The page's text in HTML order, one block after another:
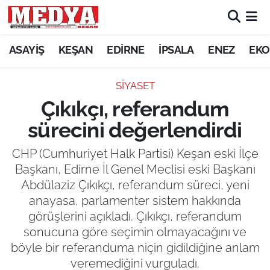
ASAYİŞ KEŞAN EDİRNE İPSALA ENEZ
SİYASET
Çıkıkçı, referandum
sürecini değerlendirdi
CHP (Cumhuriyet Halk Partisi) Keşan eski İlçe
Başkanı, Edirne İl Genel Meclisi eski Başkanı
Abdülaziz Çıkıkçı, referandum süreci, yeni
anayasa, parlamenter sistem hakkında
görüşlerini açıkladı. Çıkıkçı, referandum
sonucuna göre seçimin olmayacağını ve
böyle bir referanduma niçin gidildiğine anlam
veremediğini vurguladı.
KEŞAN
ASAYİŞ
SİYASET
GÜNDEM
EKONOMİ
SAĞLIK